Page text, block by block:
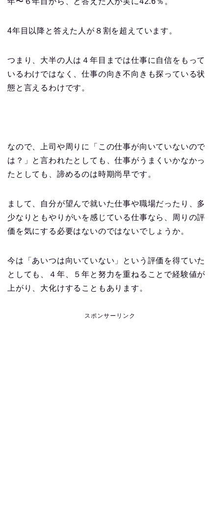
4年目以降と答えた人が８割を超えています。
つまり、大半の人は４年目までは仕事に自信をもって
いるわけではなく、仕事の向き不向きも探っている状
態と言えるわけです。
なので、上司や周りに「この仕事が向いていないので
は？」と言われたとしても、仕事がうまくいかなかっ
たとしても、諦めるのは時期尚早です。
まして、自分が望んで就いた仕事や職場だったり、多
少なりともやりがいを感じている仕事なら、周りの評
価を気にする必要はないのではないでしょうか。
今は「あいつは向いていない」という評価を得ていた
としても、４年、５年と努力を重ねることで経験値が
上がり、大化けすることもあります。
スポンサーリンク